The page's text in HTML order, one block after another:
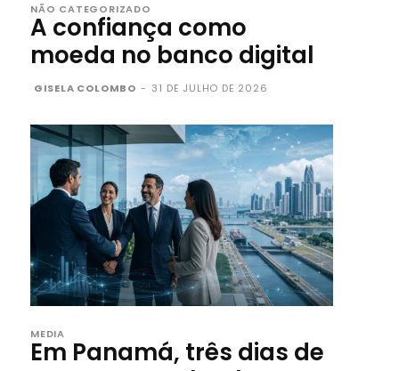
NÃO CATEGORIZADO
A confiança como
moeda no banco digital
GISELA COLOMBO - 31 DE JULHO DE 2026
MEDIA
Em Panamá, três dias de